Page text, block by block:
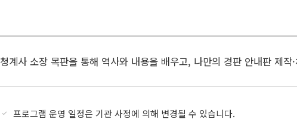
청계사 소장 목판을 통해 역사와 내용을 배우고, 나만의 경판 안내판 제작
프로그램 운영 일정은 기관 사정에 의해 변경될 수 있습니다.